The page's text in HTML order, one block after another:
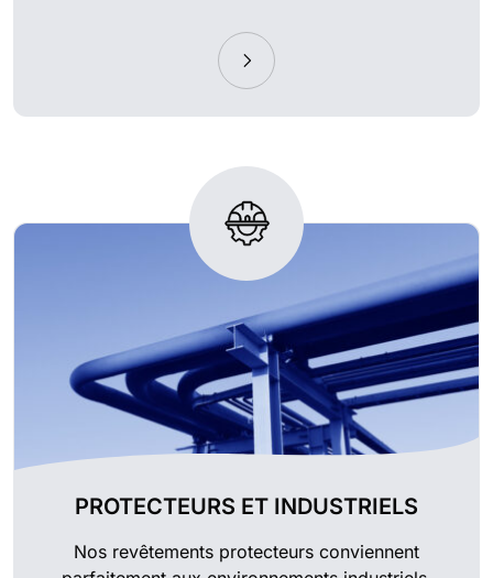
PROTECTEURS ET INDUSTRIELS
Nos revêtements protecteurs conviennent